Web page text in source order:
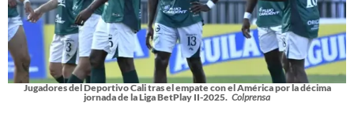
Jugadores del Deportivo Cali tras el empate con el América por la décima
jornada de la Liga BetPlay II-2025. Colprensa